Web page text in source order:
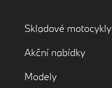
Skladové motocykly
Akční nabídky
Modely